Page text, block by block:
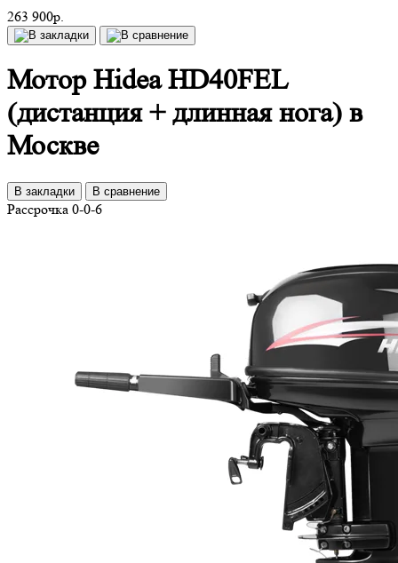
263 900р.
Мотор Hidea HD40FEL
(дистанция + длинная нога) в
Москве
В закладки В сравнение
Рассрочка 0-0-6